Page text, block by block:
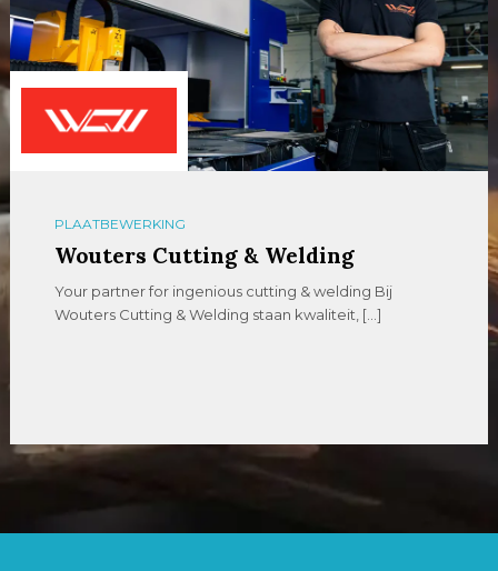
PLAATBEWERKING
Wouters Cutting & Welding
Your partner for ingenious cutting & welding Bij
Wouters Cutting & Welding staan kwaliteit, […]